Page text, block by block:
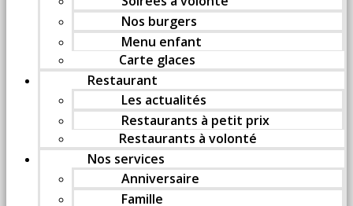
Nos burgers
Menu enfant
Carte glaces
Restaurant
Les actualités
Restaurants à petit prix
Restaurants à volonté
Nos services
Anniversaire
Famille